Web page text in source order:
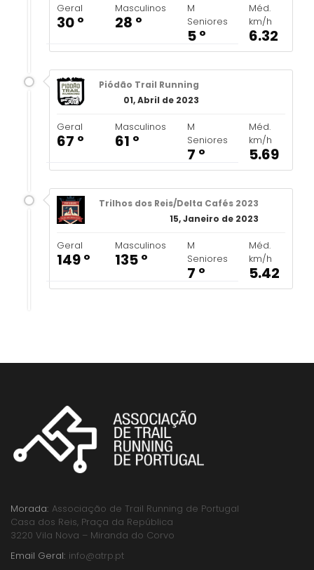
Geral
30 º
Masculinos
28 º
M
Seniores
5 º
Méd.
km/h
6.32
Piódão Trail Running
01, Abril de 2023
Geral
67 º
Masculinos
61 º
M
Seniores
7 º
Méd.
km/h
5.69
Trilhos dos Reis/Delta Cafés 2023
15, Janeiro de 2023
Geral
149 º
Masculinos
135 º
M
Seniores
7 º
Méd.
km/h
5.42
Morada: Associação de Trail Running de Portugal
Casa dos Reis, Praça da República
3220 Vila Nova – Miranda do Corvo
Email Geral: info@atrp.pt